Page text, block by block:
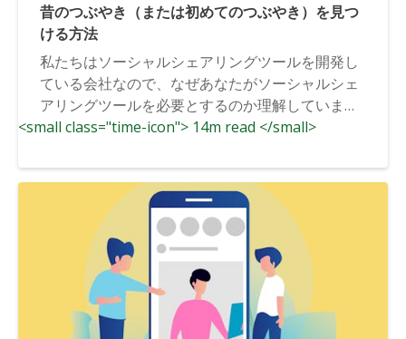
昔のつぶやき（または初めてのつぶやき）を見つ
ける方法
私たちはソーシャルシェアリングツールを開発し
ている会社なので、なぜあなたがソーシャルシェ
アリングツールを必要とするのか理解していま
す。
<small class="time-icon"> 14m read </small>